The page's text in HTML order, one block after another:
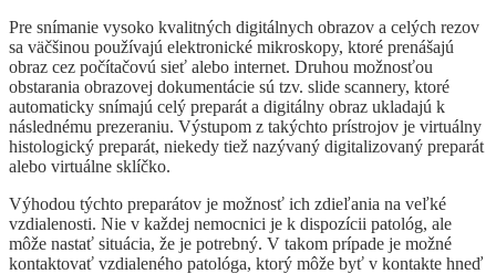
Pre snímanie vysoko kvalitných digitálnych obrazov a celých rezov
sa väčšinou používajú elektronické mikroskopy, ktoré prenášajú
obraz cez počítačovú sieť alebo internet. Druhou možnosťou
obstarania obrazovej dokumentácie sú tzv. slide scannery, ktoré
automaticky snímajú celý preparát a digitálny obraz ukladajú k
následnému prezeraniu. Výstupom z takýchto prístrojov je virtuálny
histologický preparát, niekedy tiež nazývaný digitalizovaný preparát
alebo virtuálne sklíčko.
Výhodou týchto preparátov je možnosť ich zdieľania na veľké
vzdialenosti. Nie v každej nemocnici je k dispozícii patológ, ale
môže nastať situácia, že je potrebný. V takom prípade je možné
kontaktovať vzdialeného patológa, ktorý môže byť v kontakte hneď